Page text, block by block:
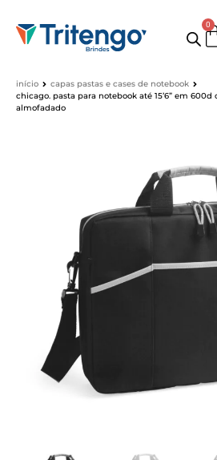
0
início
capas pastas e cases de notebook
chicago. pasta para notebook até 15’6” em
almofadado